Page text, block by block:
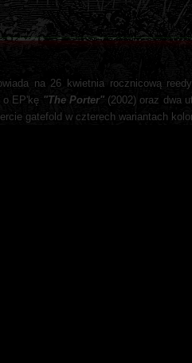
na 26 kwietnia rocznicową
o EP'kę "The Porter"(2002) oraz dwa
gatefold w czterech wariantach